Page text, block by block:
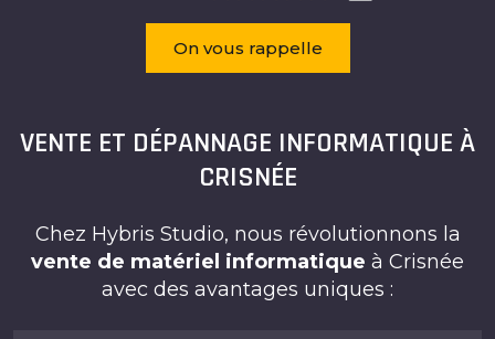
On vous rappelle
VENTE ET DÉPANNAGE INFORMATIQUE À
CRISNÉE
Chez Hybris Studio, nous révolutionnons la
vente de matériel informatique à Crisnée
avec des avantages uniques :